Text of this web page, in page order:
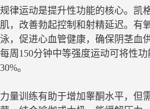
规律运动是提升性功能的核心。凯
肌，改善勃起控制和射精延迟。有
泳，促进心血管健康，确保阴茎血
每周150分钟中等强度运动可将性
30%。
力量训练有助于增加睾酮水平，但